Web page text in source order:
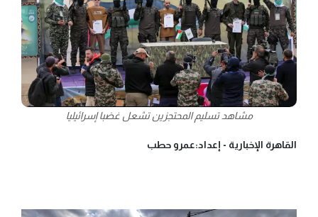
مشاهد تسليم المحتجزين تشعل غضبا إسرائيليا
القاهرة الإخبارية - إعداد:عمرو حطب